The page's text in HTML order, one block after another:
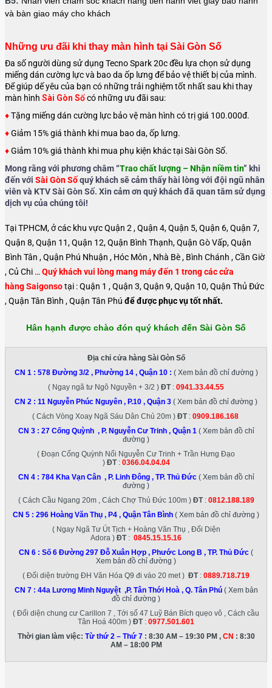
và bàn giao máy cho khách
Những ưu đãi khi thay màn hình tại Sài Gòn Số
Đa số người dùng sử dụng Tecno Spark 20c đều lựa chọn sử dụng
miếng dán cường lực và bao da ốp lưng để bảo vệ thiết bị của mình.
Để giúp dế yêu của bạn có những trải nghiệm tốt nhất sau khi thay
màn hình Sài Gòn Sốcó những ưu đãi sau:
♦Tặng miếng dán cường lực bảo vệ màn hình có trị giá 100.000đ.
♦Giảm 15% giá thành khi mua bao da, ốp lưng.
♦Giảm 10% giá thành khi mua phụ kiện khác tại Sài Gòn Số.
Mong rằng với phương châm “Trao chất lượng – Nhận niềm tin” khi
đến với Sài Gòn Sốquý khách sẽ cảm thấy hài lòng với đội ngũ nhân
viên và KTV Sài Gòn Số. Xin cảm ơn quý khách đã quan tâm sử dụng
dịch vụ của chúng tôi!
Tại TPHCM, ở các khu vực Quận 2 , Quận 4, Quận 5, Quận 6, Quận 7,
Quận 8, Quận 11, Quận 12, Quận Bình Thạnh, Quận Gò Vấp, Quận
Bình Tân , Quận Phú Nhuận , Hóc Môn , Nhà Bè , Bình Chánh , Cần Giờ
, Củ Chi …Quý khách vui lòng mang máy đến 1 trong các cửa
hàng Saigonsotại : Quận 1 , Quận 3, Quận 9, Quận 10, Quận Thủ Đức
, Quận Tân Bình , Quận Tân Phú để được phục vụ tốt nhất.
Hân hạnh được chào đón quý khách đến Sài Gòn Số
Địa chỉ cửa hàng Sài Gòn Số
CN 1 : 578 Đường 3/2 , Phường 14 , Quận 10: ( Xem bản đồ chỉ đường )
( Ngay ngã tư Ngô Nguyền + 3/2 ) ĐT: 0941.33.44.55
CN 2 : 11 Nguyễn Phúc Nguyên , P.10 , Quận 3 ( Xem bản đồ chỉ đường )
( Cách Vòng Xoay Ngã Sáu Dân Chủ 20m ) ĐT: 0909.186.168
CN 3 : 27 Cống Quỳnh , P. Nguyễn Cư Trinh , Quận 1 ( Xem bản đồ chỉ
đường )
( Đoạn Cống Quỳnh Nối Nguyễn Cư Trinh + Trần Hưng Đạo
) ĐT: 0366.04.04.04
CN 4 : 784 Kha Vạn Cân , P. Linh Đông , TP. Thủ Đức( Xem bản đồ chỉ
đường )
( Cách Cầu Ngang 20m , Cách Chợ Thủ Đức 100m ) ĐT: 0812.188.189
CN 5 : 296 Hoàng Văn Thụ , P4 , Quận Tân Bình ( Xem bản đồ chỉ đường )
( Ngay Ngã Tư Út Tịch + Hoàng Văn Thụ , Đối Diện
Adora ) ĐT: 0845.15.15.16
CN 6 : Số 6 Đường 297 Đỗ Xuân Hợp , Phước Long B , TP. Thủ Đức (
Xem bản đồ chỉ đường )
( Đối diện trường ĐH Văn Hóa Q9 đi vào 20 met ) ĐT: 0889.718.719
CN 7 : 44a Lương Minh Nguyệt ,P. Tân Thới Hoà , Q. Tân Phú ( Xem bản
đồ chỉ đường )
( Đối diện chung cư Carillon 7 , Tới số 47 Luỹ Bán Bích quẹo vô , Cách cầu
Tân Hoá 400m ) ĐT: 0977.501.601
Thời gian làm việc: Từ thứ 2 – Thứ 7: 8:30 AM – 19:30 PM , CN : 8:30
AM – 18:00 PM